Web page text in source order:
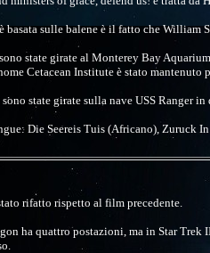
sulle balene è il fatto che William
state girate al Monterey Bay
Cetacean Institute è stato
state girate sulla nave USS Ranger
Die Seereis Tuis (Africano), Zuruck In
rifatto rispetto al film precedente.
ha quattro postazioni, ma in Star